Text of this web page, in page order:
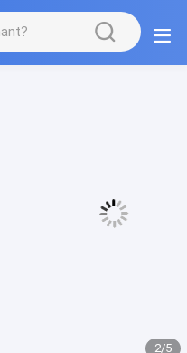
3/5